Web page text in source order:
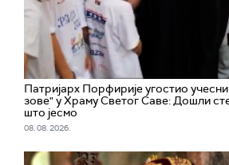
Патријарх Порфирије угостио
зове" у Храму Светог Саве: Дошли
што јесмо
08. 08. 2026.